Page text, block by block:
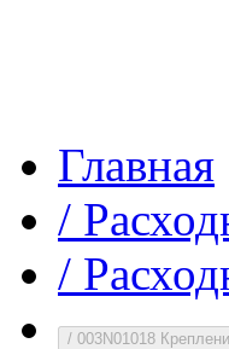
Главная
/
/
/ 003N01018